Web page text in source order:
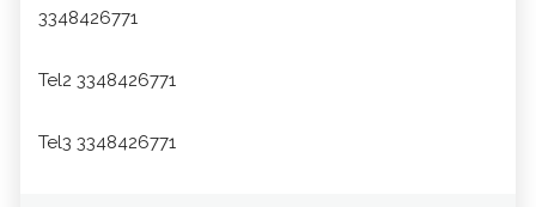
3348426771
Tel2 3348426771
Tel3 3348426771